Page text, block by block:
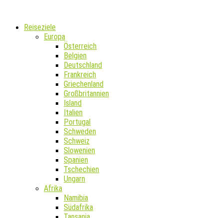
Reiseziele
Europa
Österreich
Belgien
Deutschland
Frankreich
Griechenland
Großbritannien
Island
Italien
Portugal
Schweden
Schweiz
Slowenien
Spanien
Tschechien
Ungarn
Afrika
Namibia
Südafrika